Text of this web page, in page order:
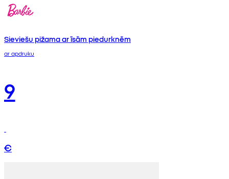
Sieviešu pižama ar īsām piedurknēm
ar apdruku
9
€